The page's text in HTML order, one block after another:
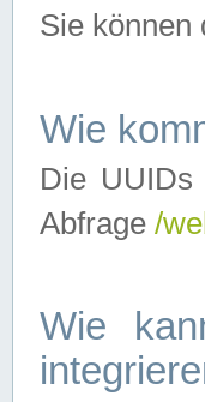
Sie können
Wie
Die
Abfrage /
Wie